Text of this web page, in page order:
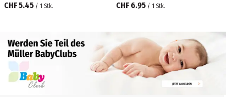
CHF 5.45 / 1 Stk. CHF 6.95 / 1 Stk.